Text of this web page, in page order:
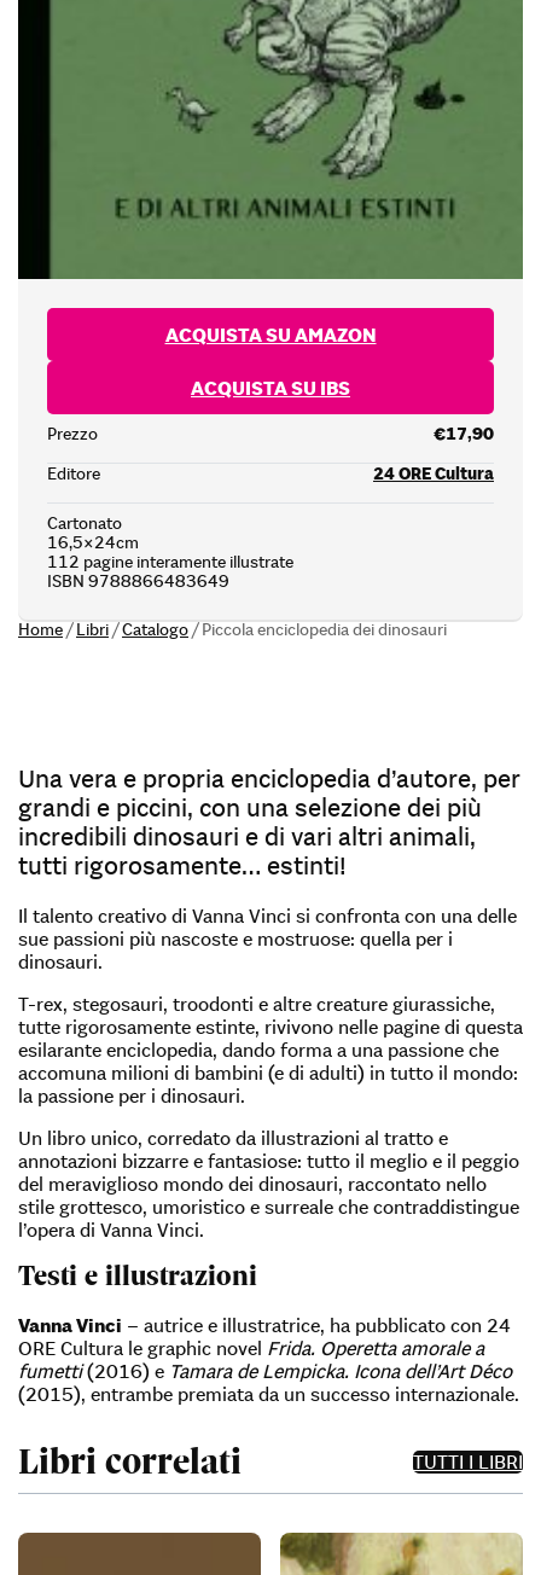
ACQUISTA SU AMAZON
ACQUISTA SU IBS
Prezzo
€17,90
Editore
24 ORE Cultura
Cartonato
16,5×24cm
112 pagine interamente illustrate
ISBN 9788866483649
Home/Libri/Catalogo/Piccola enciclopedia dei dinosauri
Una vera e propria enciclopedia d’autore, per
grandi e piccini, con una selezione dei più
incredibili dinosauri e di vari altri animali,
tutti rigorosamente… estinti!
Il talento creativo di Vanna Vinci si confronta con una delle
sue passioni più nascoste e mostruose: quella per i
dinosauri.
T-rex, stegosauri, troodonti e altre creature giurassiche,
tutte rigorosamente estinte, rivivono nelle pagine di questa
esilarante enciclopedia, dando forma a una passione che
accomuna milioni di bambini (e di adulti) in tutto il mondo:
la passione per i dinosauri.
Un libro unico, corredato da illustrazioni al tratto e
annotazioni bizzarre e fantasiose: tutto il meglio e il peggio
del meraviglioso mondo dei dinosauri, raccontato nello
stile grottesco, umoristico e surreale che contraddistingue
l’opera di Vanna Vinci.
Testi e illustrazioni
Vanna Vinci – autrice e illustratrice, ha pubblicato con 24
ORE Cultura le graphic novel Frida. Operetta amorale a
fumetti(2016) e Tamara de Lempicka. Icona dell’Art Déco
(2015), entrambe premiata da un successo internazionale.
Libri correlati TUTTI I LIBRI